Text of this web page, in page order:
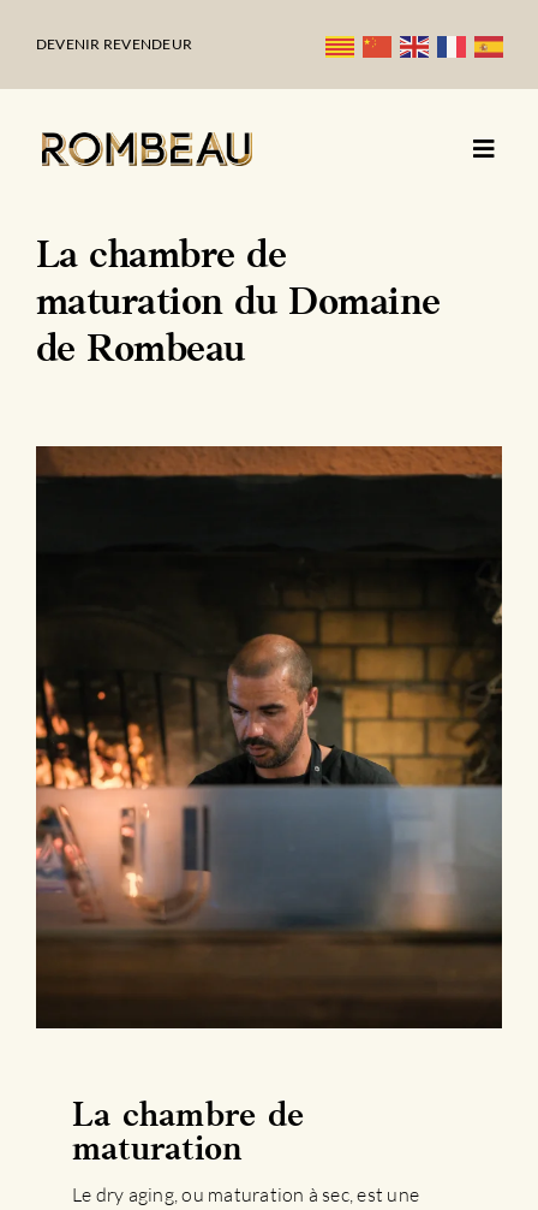
DEVENIR REVENDEUR
La chambre de
maturation du Domaine
de Rombeau
La chambre de
maturation
Le dry aging, ou maturation à sec, est une